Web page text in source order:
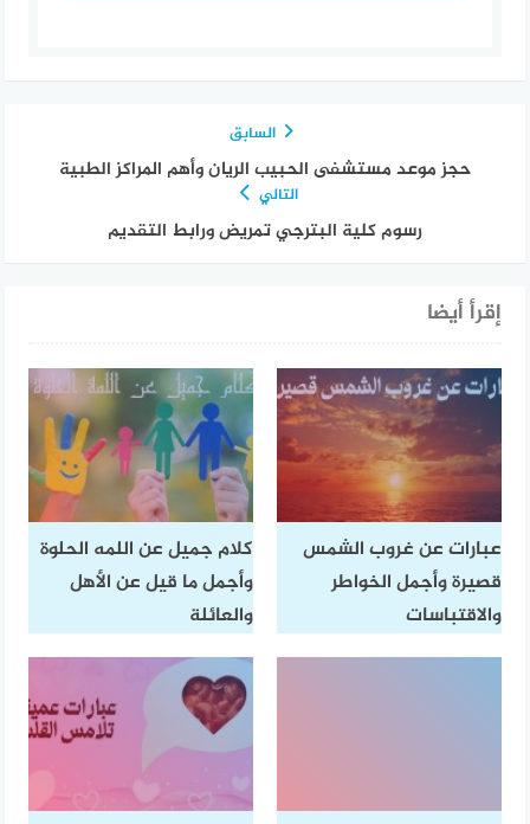
السابق
حجز موعد مستشفى الحبيب الريان وأهم المراكز الطبية
التالي
رسوم كلية البترجي تمريض ورابط التقديم
إقرأ أيضا
عبارات عن غروب الشمس
قصيرة وأجمل الخواطر
والاقتباسات
كلام جميل عن اللمه الحلوة
وأجمل ما قيل عن الأهل
والعائلة